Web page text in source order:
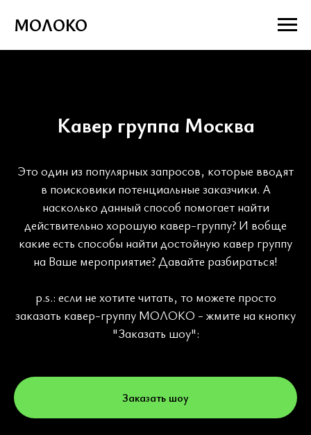
МОЛОКО
Кавер группа Москва
Это один из популярных запросов, которые вводят
в поисковики потенциальные заказчики. А
насколько данный способ помогает найти
действительно хорошую кавер-группу? И вобще
какие есть способы найти достойную кавер группу
на Ваше мероприятие? Давайте разбираться!
p.s.: если не хотите читать, то можете просто
заказать кавер-группу МОЛОКО - жмите на кнопку
"Заказать шоу":
Заказать шоу